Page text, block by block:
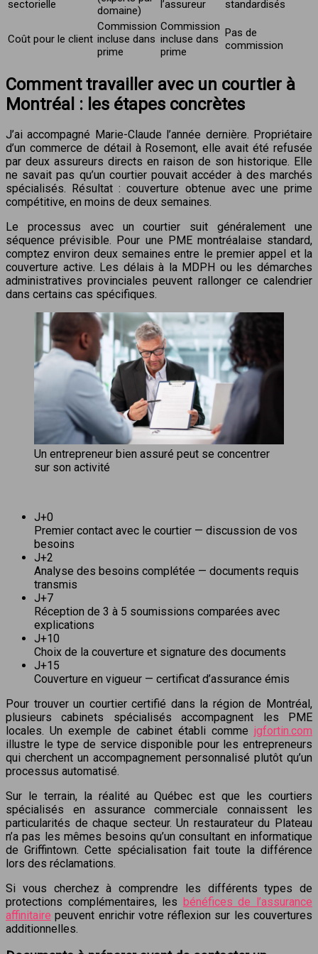
sectorielle
domaine)
l’assureur standardisés
Coût pour le client
Commission
incluse dans
prime
Commission
incluse dans
prime
Pas de
commission
Comment travailler avec un courtier à
Montréal : les étapes concrètes
J’ai accompagné Marie-Claude l’année dernière. Propriétaire
d’un commerce de détail à Rosemont, elle avait été refusée
par deux assureurs directs en raison de son historique. Elle
ne savait pas qu’un courtier pouvait accéder à des marchés
spécialisés. Résultat : couverture obtenue avec une prime
compétitive, en moins de deux semaines.
Le processus avec un courtier suit généralement une
séquence prévisible. Pour une PME montréalaise standard,
comptez environ deux semaines entre le premier appel et la
couverture active. Les délais à la MDPH ou les démarches
administratives provinciales peuvent rallonger ce calendrier
dans certains cas spécifiques.
Un entrepreneur bien assuré peut se concentrer
sur son activité
J+0
Premier contact avec le courtier — discussion de vos
besoins
J+2
Analyse des besoins complétée — documents requis
transmis
J+7
Réception de 3 à 5 soumissions comparées avec
explications
J+10
Choix de la couverture et signature des documents
J+15
Couverture en vigueur — certificat d’assurance émis
Pour trouver un courtier certifié dans la région de Montréal,
plusieurs cabinets spécialisés accompagnent les PME
locales. Un exemple de cabinet établi comme jgfortin.com
illustre le type de service disponible pour les entrepreneurs
qui cherchent un accompagnement personnalisé plutôt qu’un
processus automatisé.
Sur le terrain, la réalité au Québec est que les courtiers
spécialisés en assurance commerciale connaissent les
particularités de chaque secteur. Un restaurateur du Plateau
n’a pas les mêmes besoins qu’un consultant en informatique
de Griffintown. Cette spécialisation fait toute la différence
lors des réclamations.
Si vous cherchez à comprendre les différents types de
protections complémentaires, les bénéfices de l’assurance
affinitaire peuvent enrichir votre réflexion sur les couvertures
additionnelles.